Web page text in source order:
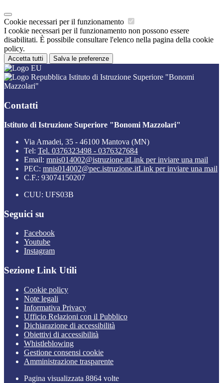
Cookie necessari per il funzionamento
I cookie necessari per il funzionamento non possono essere
disabilitati. È possibile consultare l'elenco nella pagina della cookie
policy.
Accetta tutti Salva le preferenze
Istituto di Istruzione Superiore "Bonomi
Mazzolari"
Contatti
Istituto di Istruzione Superiore "Bonomi Mazzolari"
Via Amadei, 35 - 46100 Mantova (MN)
Tel: Tel. 0376323498 - 0376327684
Email: mnis014002@istruzione.itLink per inviare una mail
PEC: mnis014002@pec.istruzione.itLink per inviare una mail
C.F.: 93074150207
CUU: UFS03B
Seguici su
Facebook
Youtube
Instagram
Sezione Link Utili
Cookie policy
Note legali
Informativa Privacy
Ufficio Relazioni con il Pubblico
Dichiarazione di accessibilità
Obiettivi di accessibilità
Whistleblowing
Gestione consensi cookie
Amministrazione trasparente
Pagina visualizzata 8864 volte